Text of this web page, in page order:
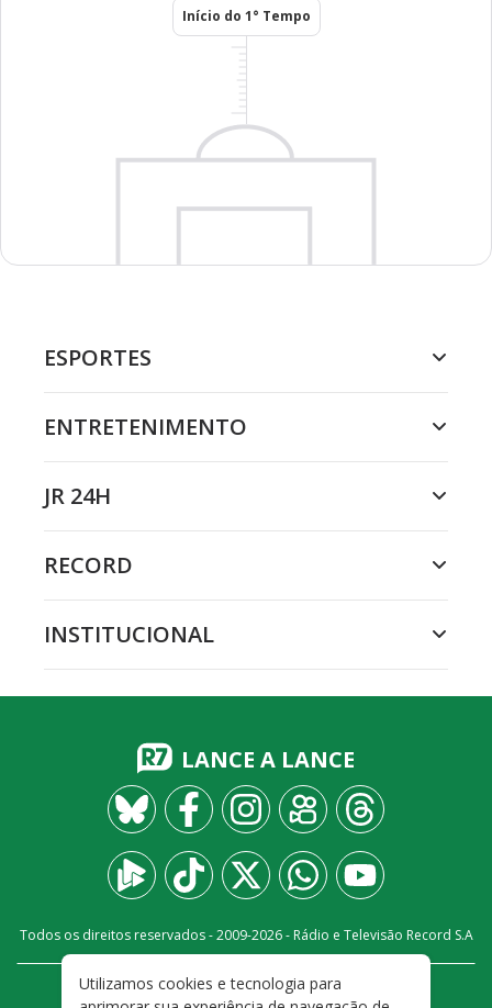
Início do 1° Tempo
ESPORTES
ENTRETENIMENTO
JR 24H
RECORD
INSTITUCIONAL
LANCE A LANCE
Todos os direitos reservados - 2009-2026- Rádio e Televisão Record S.A
FALE CONOSCO PRIVACIDADE
Utilizamos cookies e tecnologia para